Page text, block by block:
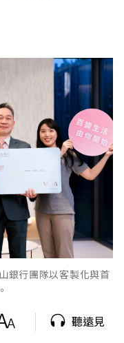
銀行團隊以客製化與首
聽遠見